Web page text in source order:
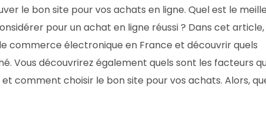
le bon site pour vos achats en ligne. Quel est le
pour un achat en ligne réussi ? Dans cet article,
commerce électronique en France et découvrir quels
Vous découvrirez également quels sont les facteurs
comment choisir le bon site pour vos achats. Alors,